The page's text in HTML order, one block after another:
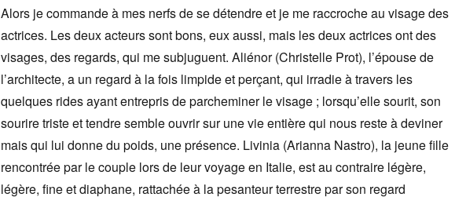
Alors je commande à mes nerfs de se détendre et je me raccroche au visage des
actrices. Les deux acteurs sont bons, eux aussi, mais les deux actrices ont des
visages, des regards, qui me subjuguent. Aliénor (Christelle Prot), l’épouse de
l’architecte, a un regard à la fois limpide et perçant, qui irradie à travers les
quelques rides ayant entrepris de parcheminer le visage ; lorsqu’elle sourit, son
sourire triste et tendre semble ouvrir sur une vie entière qui nous reste à deviner
mais qui lui donne du poids, une présence. Livinia (Arianna Nastro), la jeune fille
rencontrée par le couple lors de leur voyage en Italie, est au contraire légère,
légère, fine et diaphane, rattachée à la pesanteur terrestre par son regard